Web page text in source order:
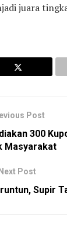
juara
Post
300
Masyarakat
Next Post
Supir